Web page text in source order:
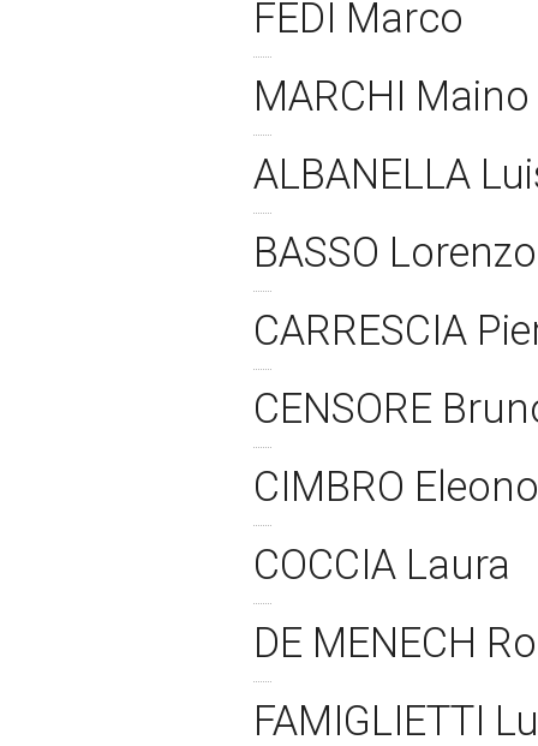
FEDI Marco
MARCHI Maino
ALBANELLA
BASSO
CARRESCIA
CENSORE
CIMBRO
COCCIA Laura
DE MENECH
FAMIGLIETTI